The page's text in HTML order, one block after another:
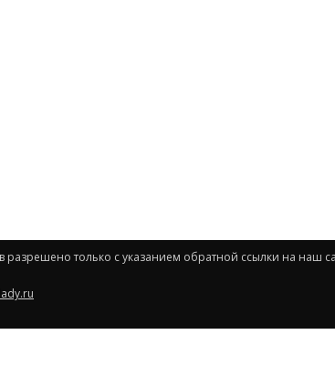
только с указанием обратной ссылки на наш